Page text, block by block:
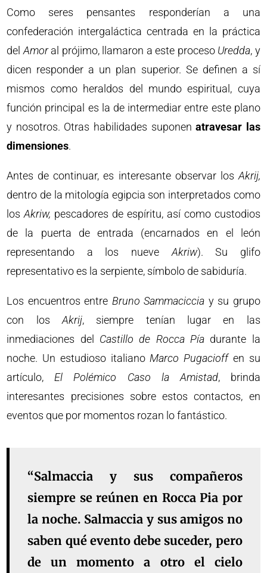
Como seres pensantes responderían a una
confederación intergaláctica centrada en la práctica
del Amoral prójimo, llamaron a este proceso Uredda, y
dicen responder a un plan superior. Se definen a sí
mismos como heraldos del mundo espiritual, cuya
función principal es la de intermediar entre este plano
y nosotros. Otras habilidades suponenatravesar las
dimensiones.
Antes de continuar, es interesante observar los Akrij,
dentro de la mitología egipcia son interpretados como
losAkriw, pescadores de espíritu, así como custodios
de la puerta de entrada (encarnados en el león
representando a los nueve Akriw). Su glifo
representativo es la serpiente, símbolo de sabiduría.
Los encuentros entre Bruno Sammaciccia y su grupo
con los Akrij, siempre tenían lugar en las
inmediaciones del Castillo de Rocca Pía durante la
noche. Un estudioso italiano Marco Pugacioffen su
artículo, El Polémico Caso la Amistad, brinda
interesantes precisiones sobre estos contactos, en
eventos que por momentos rozan lo fantástico.
“Salmaccia y sus compañeros
siempre se reúnen en Rocca Pia por
la noche. Salmaccia y sus amigos no
saben qué evento debe suceder, pero
de un momento a otro el cielo